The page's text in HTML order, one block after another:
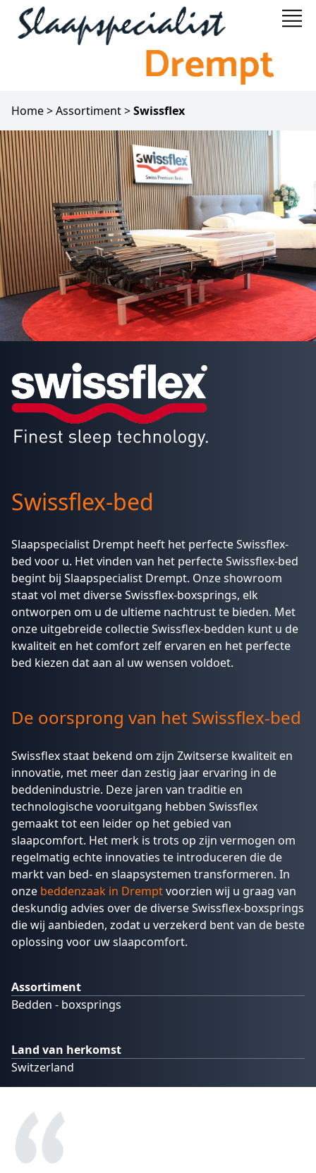
Home>Assortiment>Swissflex
Swissflex-bed
Slaapspecialist Drempt heeft het perfecte Swissflex-
bed voor u. Het vinden van het perfecte Swissflex-bed
begint bij Slaapspecialist Drempt. Onze showroom
staat vol met diverse Swissflex-boxsprings, elk
ontworpen om u de ultieme nachtrust te bieden. Met
onze uitgebreide collectie Swissflex-bedden kunt u de
kwaliteit en het comfort zelf ervaren en het perfecte
bed kiezen dat aan al uw wensen voldoet.
De oorsprong van het Swissflex-bed
Swissflex staat bekend om zijn Zwitserse kwaliteit en
innovatie, met meer dan zestig jaar ervaring in de
beddenindustrie. Deze jaren van traditie en
technologische vooruitgang hebben Swissflex
gemaakt tot een leider op het gebied van
slaapcomfort. Het merk is trots op zijn vermogen om
regelmatig echte innovaties te introduceren die de
markt van bed- en slaapsystemen transformeren. In
onze beddenzaak in Dremptvoorzien wij u graag van
deskundig advies over de diverse Swissflex-boxsprings
die wij aanbieden, zodat u verzekerd bent van de beste
oplossing voor uw slaapcomfort.
Assortiment
Bedden - boxsprings
Land van herkomst
Switzerland